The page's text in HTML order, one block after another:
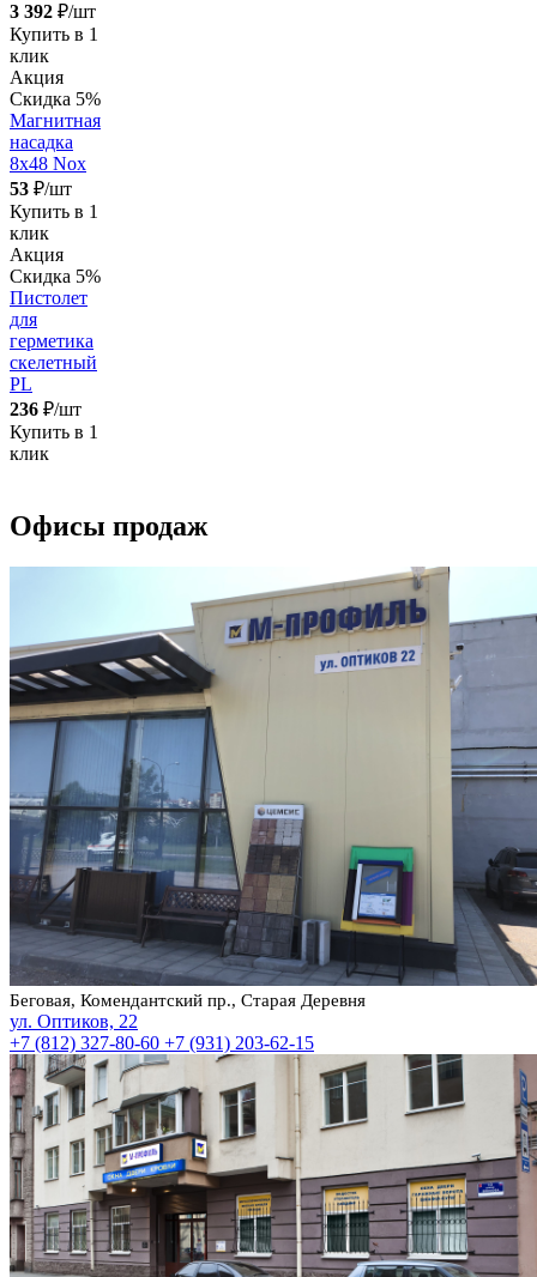
3 392 ₽/шт
Купить в 1
клик
Акция
Скидка 5%
Магнитная
насадка
8х48 Nox
53 ₽/шт
Купить в 1
клик
Акция
Скидка 5%
Пистолет
для
герметика
скелетный
PL
236 ₽/шт
Купить в 1
клик
Офисы продаж
Беговая, Комендантский пр., Старая Деревня
ул. Оптиков, 22
+7 (812) 327-80-60 +7 (931) 203-62-15